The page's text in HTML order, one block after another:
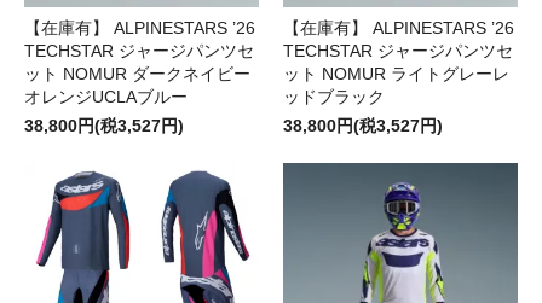
【在庫有】 ALPINESTARS ’26
TECHSTAR ジャージパンツセ
ット NOMUR ダークネイビー
オレンジUCLAブルー
38,800円(税3,527円)
【在庫有】 ALPINESTARS ’26
TECHSTAR ジャージパンツセ
ット NOMUR ライトグレーレ
ッドブラック
38,800円(税3,527円)